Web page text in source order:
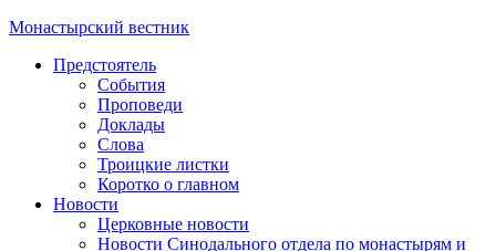
Монастырский вестник
Предстоятель
События
Проповеди
Доклады
Слова
Троицкие листки
Коротко о главном
Новости
Церковные новости
Новости Синодального отдела по монастырям и